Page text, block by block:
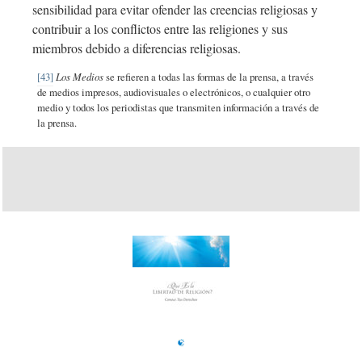
sensibilidad para evitar ofender las creencias religiosas y
contribuir a los conflictos entre las religiones y sus
miembros debido a diferencias religiosas.
[43] Los Mediosse refieren a todas las formas de la prensa, a través
de medios impresos, audiovisuales o electrónicos, o cualquier otro
medio y todos los periodistas que transmiten información a través de
la prensa.